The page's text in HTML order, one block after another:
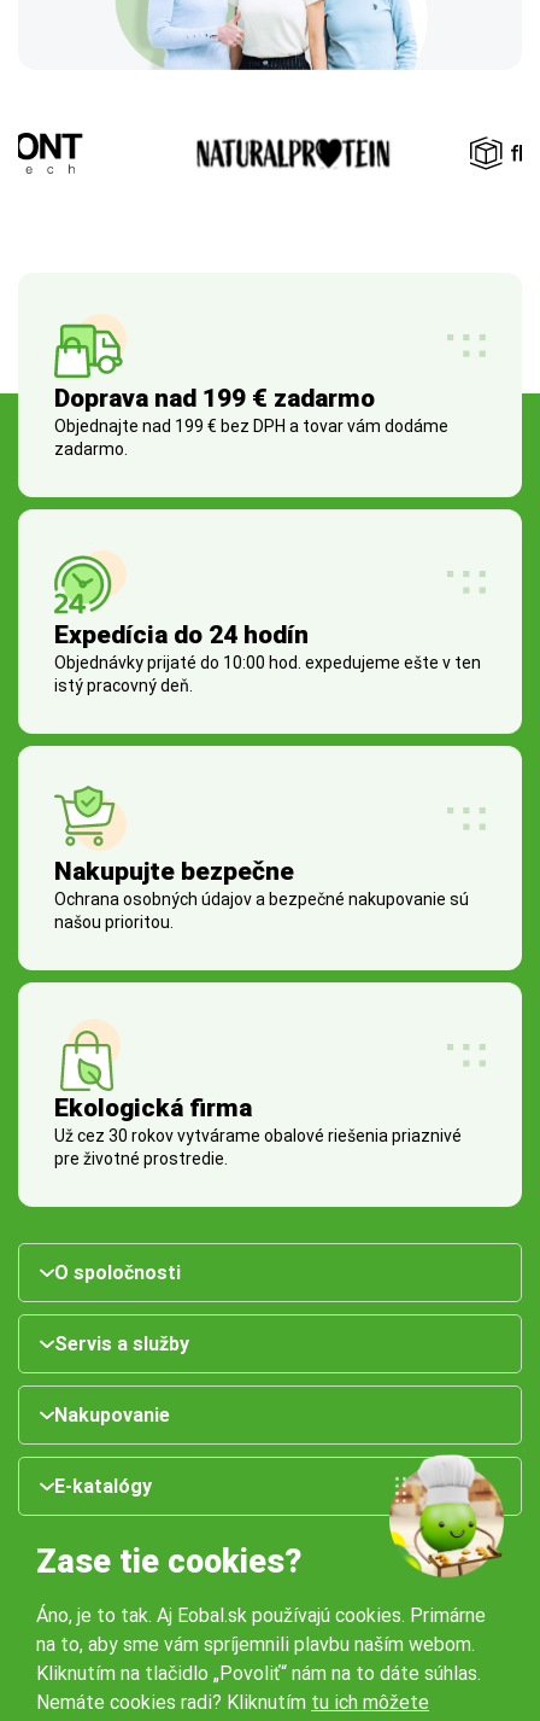
Doprava nad 199 € zadarmo
Objednajte nad 199 € bez DPH a tovar vám dodáme
zadarmo.
Expedícia do 24 hodín
Objednávky prijaté do 10:00 hod. expedujeme ešte v ten
istý pracovný deň.
Nakupujte bezpečne
Ochrana osobných údajov a bezpečné nakupovanie sú
našou prioritou.
Ekologická firma
Už cez 30 rokov vytvárame obalové riešenia priaznivé
pre životné prostredie.
O spoločnosti
Servis a služby
Nakupovanie
E-katalógy
Naše pobočky:
Zase tie cookies?
Áno, je to tak. Aj Eobal.sk používajú cookies. Primárne
na to, aby sme vám spríjemnili plavbu naším webom.
Kliknutím na tlačidlo „Povoliť“ nám na to dáte súhlas.
Nemáte cookies radi? Kliknutím tu ich môžete